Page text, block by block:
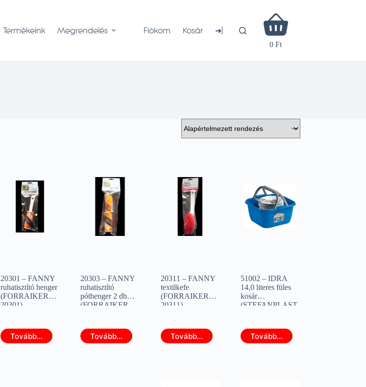
Termékeink Megrendelés Fiókom Kosár ➜]
Shopping
cart
0 Ft
20301 – FANNY
ruhatisztító henger
(FORRAIKER
20301)
Tovább...
20303 – FANNY
ruhatisztító
póthenger 2 db
(FORRAIKER
Tovább...
20311 – FANNY
textilkefe
(FORRAIKER
20311)
Tovább...
51002 – IDRA
14,0 literes füles
kosár
(STEFANPLAST
Tovább...